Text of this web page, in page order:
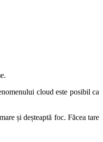
cloud este posibil ca
și deșteaptă foc. Făcea tare